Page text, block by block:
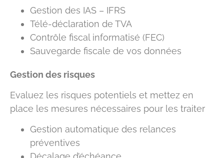
Gestion des IAS – IFRS
Télé-déclaration de TVA
Contrôle fiscal informatisé (FEC)
Sauvegarde fiscale de vos données
Gestion des risques
Evaluez les risques potentiels et mettez en
place les mesures nécessaires pour les traiter
Gestion automatique des relances
préventives